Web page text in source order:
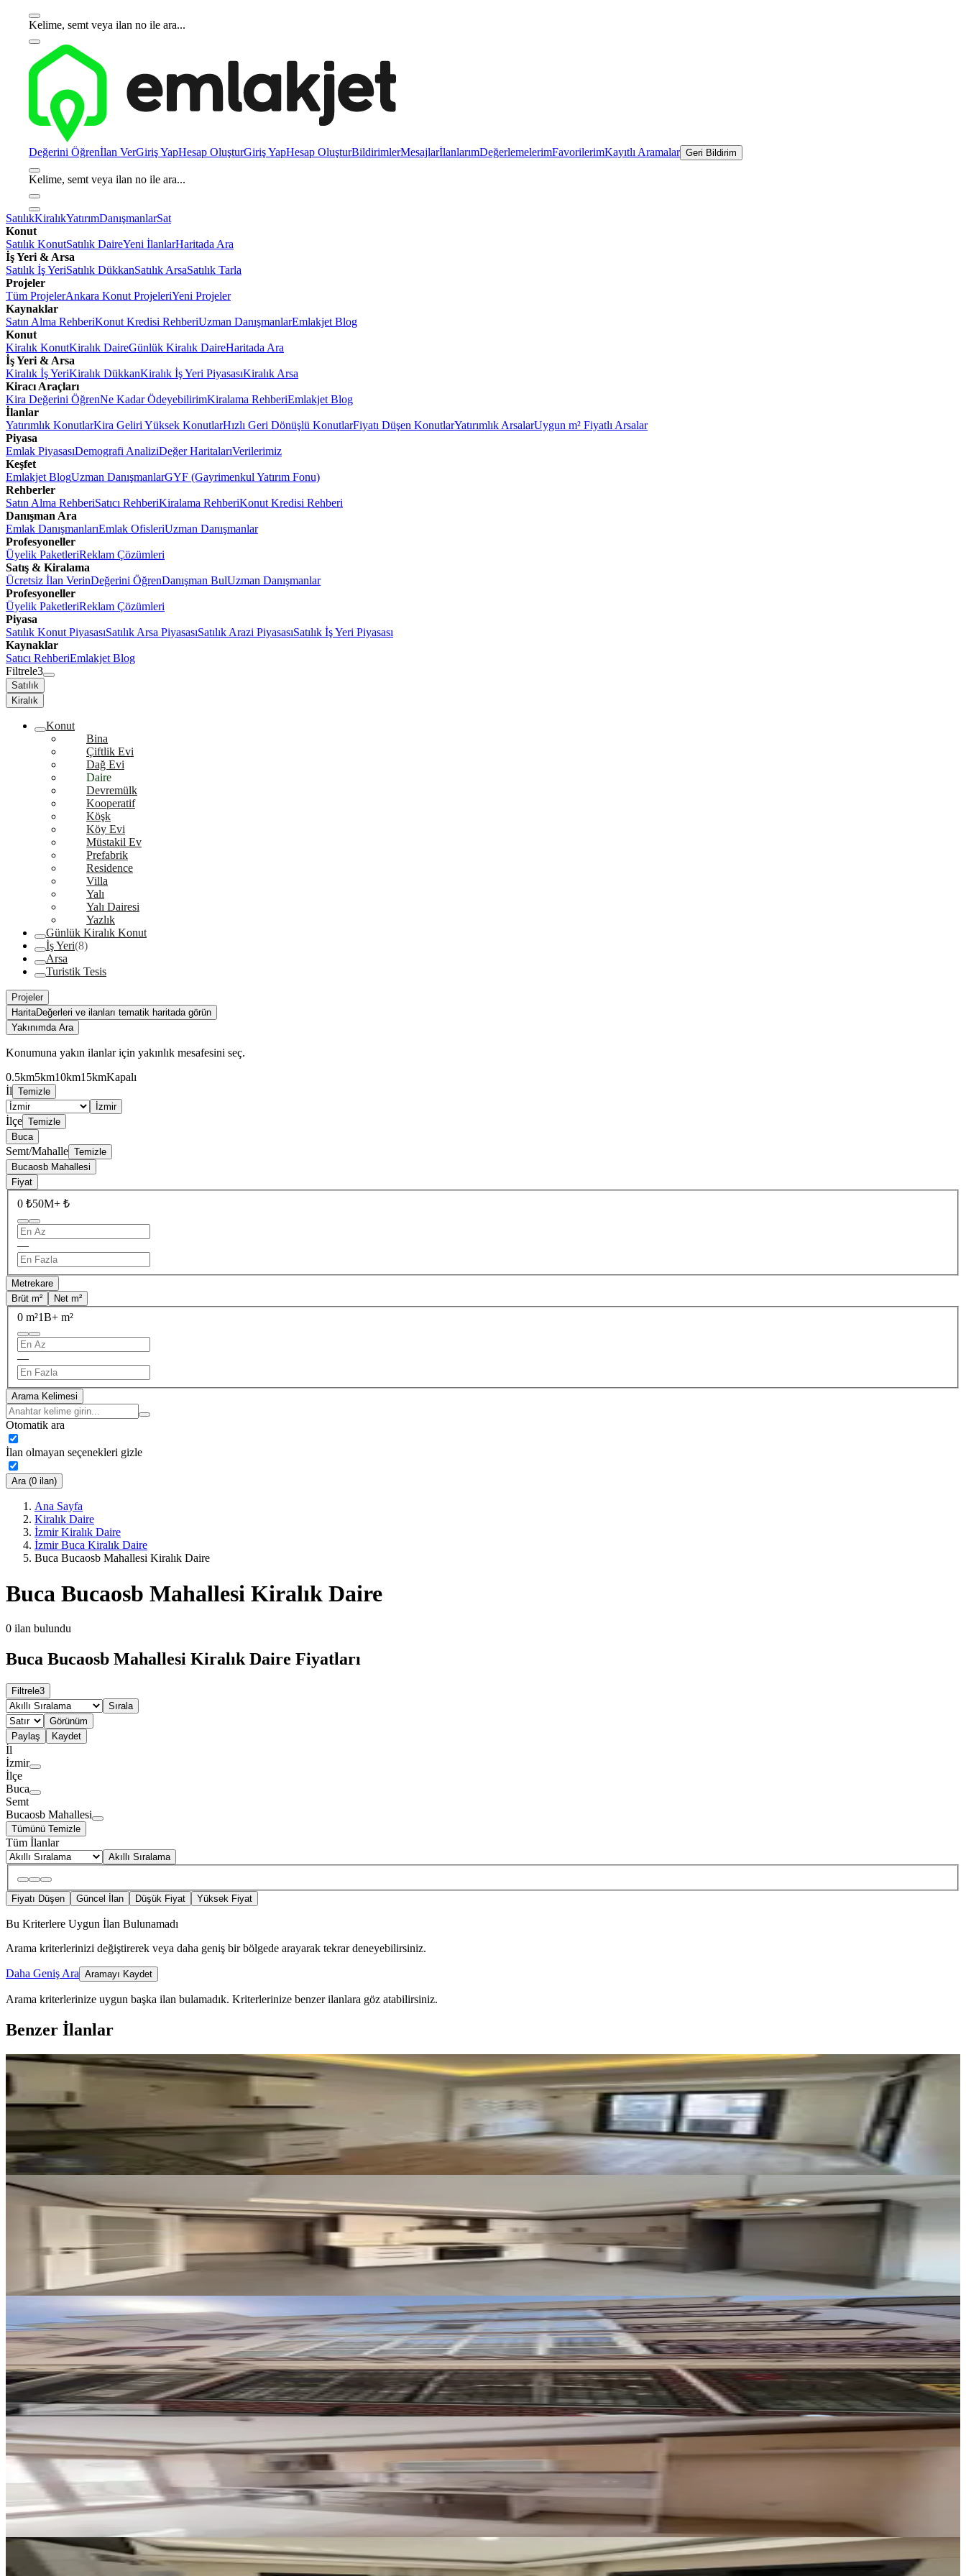
Kelime, semt veya ilan no ile ara...
Değerini Öğrenİlan VerGiriş YapHesap OluşturGiriş YapHesap OluşturBildirimlerMesajlarİlanlarımDeğerlemelerimFavorilerimKayıtlı Aramalar Geri Bildirim
Kelime, semt veya ilan no ile ara...
SatılıkKiralıkYatırımDanışmanlarSat
Konut
Satılık KonutSatılık DaireYeni İlanlarHaritada Ara
İş Yeri & Arsa
Satılık İş YeriSatılık DükkanSatılık ArsaSatılık Tarla
Projeler
Tüm ProjelerAnkara Konut ProjeleriYeni Projeler
Kaynaklar
Satın Alma RehberiKonut Kredisi RehberiUzman DanışmanlarEmlakjet Blog
Konut
Kiralık KonutKiralık DaireGünlük Kiralık DaireHaritada Ara
İş Yeri & Arsa
Kiralık İş YeriKiralık DükkanKiralık İş Yeri PiyasasıKiralık Arsa
Kiracı Araçları
Kira Değerini ÖğrenNe Kadar ÖdeyebilirimKiralama RehberiEmlakjet Blog
İlanlar
Yatırımlık KonutlarKira Geliri Yüksek KonutlarHızlı Geri Dönüşlü KonutlarFiyatı Düşen KonutlarYatırımlık ArsalarUygun m² Fiyatlı Arsalar
Piyasa
Emlak PiyasasıDemografi AnaliziDeğer HaritalarıVerilerimiz
Keşfet
Emlakjet BlogUzman DanışmanlarGYF (Gayrimenkul Yatırım Fonu)
Rehberler
Satın Alma RehberiSatıcı RehberiKiralama RehberiKonut Kredisi Rehberi
Danışman Ara
Emlak DanışmanlarıEmlak OfisleriUzman Danışmanlar
Profesyoneller
Üyelik PaketleriReklam Çözümleri
Satış & Kiralama
Ücretsiz İlan VerinDeğerini ÖğrenDanışman BulUzman Danışmanlar
Profesyoneller
Üyelik PaketleriReklam Çözümleri
Piyasa
Satılık Konut PiyasasıSatılık Arsa PiyasasıSatılık Arazi PiyasasıSatılık İş Yeri Piyasası
Kaynaklar
Satıcı RehberiEmlakjet Blog
Filtrele3
Satılık
Kiralık
Konut
Bina
Çiftlik Evi
Dağ Evi
Daire
Devremülk
Kooperatif
Köşk
Köy Evi
Müstakil Ev
Prefabrik
Residence
Villa
Yalı
Yalı Dairesi
Yazlık
Günlük Kiralık Konut
İş Yeri(8)
Arsa
Turistik Tesis
Projeler
HaritaDeğerleri ve ilanları tematik haritada görün
Yakınımda Ara
Konumuna yakın ilanlar için yakınlık mesafesini seç.
0.5km5km10km15kmKapalı
İl Temizle
İzmir
İlçe Temizle
Buca
Semt/Mahalle Temizle
Bucaosb Mahallesi
Fiyat
0 ₺50M+ ₺
—
Metrekare
Brüt m²
Net m²
0 m²1B+ m²
—
Arama Kelimesi
Otomatik ara
İlan olmayan seçenekleri gizle
Ara (0 ilan)
Ana Sayfa
Kiralık Daire
İzmir Kiralık Daire
İzmir Buca Kiralık Daire
Buca Bucaosb Mahallesi Kiralık Daire
Buca Bucaosb Mahallesi Kiralık Daire
0 ilan bulundu
Buca Bucaosb Mahallesi Kiralık Daire Fiyatları
Filtrele3
Sırala
Görünüm
Paylaş
Kaydet
İl
İzmir
İlçe
Buca
Semt
Bucaosb Mahallesi
Tümünü Temizle
Tüm İlanlar
Akıllı Sıralama
Fiyatı Düşen Güncel İlan Düşük Fiyat Yüksek Fiyat
Bu Kriterlere Uygun İlan Bulunamadı
Arama kriterlerinizi değiştirerek veya daha geniş bir bölgede arayarak tekrar deneyebilirsiniz.
Daha Geniş Ara Aramayı Kaydet
Arama kriterlerinize uygun başka ilan bulamadık. Kriterlerinize benzer ilanlara göz atabilirsiniz.
Benzer İlanlar
YENİ
Şirinyer'de Kiralık 1+1 Daire - Vergi Dairesi Yakını
1+1·55 m²·2. Kat·06.08.2026
23.000 ₺
LİVA GAYRİMENKUL Recep Altun
YENİ
Şirinyer İzban Önü 2 Yaşında Özel Bahçeli Otoparklı 1+1 Daire
Buca, İnkılap Mahallesi
1+1
·Yüksek giriş 06.08.2026
27.000 ₺
Venko
Buca Meydan Üçkuyular Hasanağa Yakını
Buca, Atatürk Mahallesi
3+1·120 m²·Yüksek giriş·06.08.2026
31.000 ₺
HAN GAYRİMENKULHAN GAYRİMENKUL
Ara
Buca Yıldız Mahallesinde Doğalgazlı Asansörlü 140m2 3+1
Buca, Yıldız Mahallesi
140 m²·Kot 1·05.08.2026
Tütü Gayrimenkul Danışmanlığı
YENİ
Hasanağa Bahçesi Yakını Yerden Isıtmalı Arakat Kiralık